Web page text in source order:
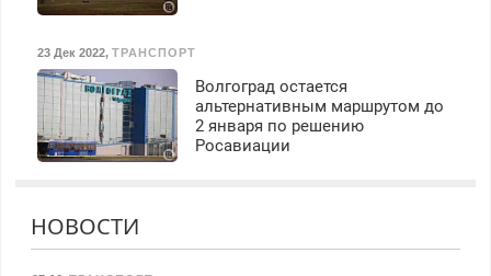
23 Дек 2022, ТРАНСПОРТ
Волгоград остается
альтернативным маршрутом до
2 января по решению
Росавиации
НОВОСТИ